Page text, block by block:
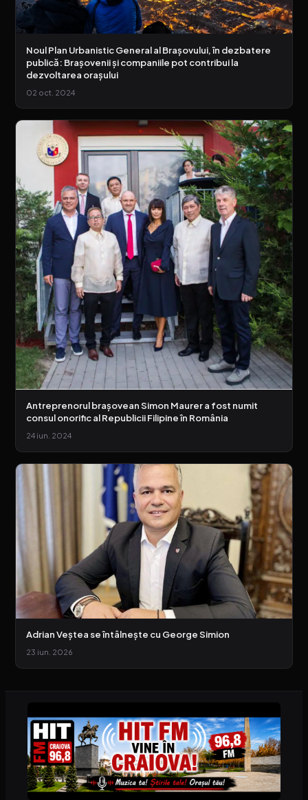
Noul Plan Urbanistic General al Brașovului, în dezbatere
publică: Brașovenii și companiile pot contribui la
dezvoltarea orașului
02 oct. 2024
Antreprenorul brașovean Simon Maurer a fost numit
consul onorific al Republicii Filipine în România
24 iun. 2024
Adrian Veștea se întâlnește cu George Simion
23 iun. 2026